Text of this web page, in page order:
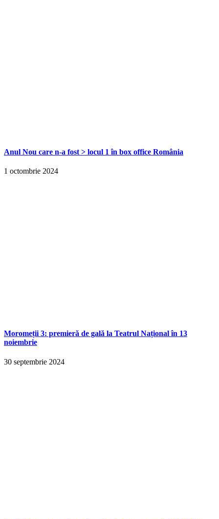
Anul Nou care n-a fost > locul 1 în box office România
1 octombrie 2024
Moromeții 3: premieră de gală la Teatrul Național în 13
noiembrie
30 septembrie 2024